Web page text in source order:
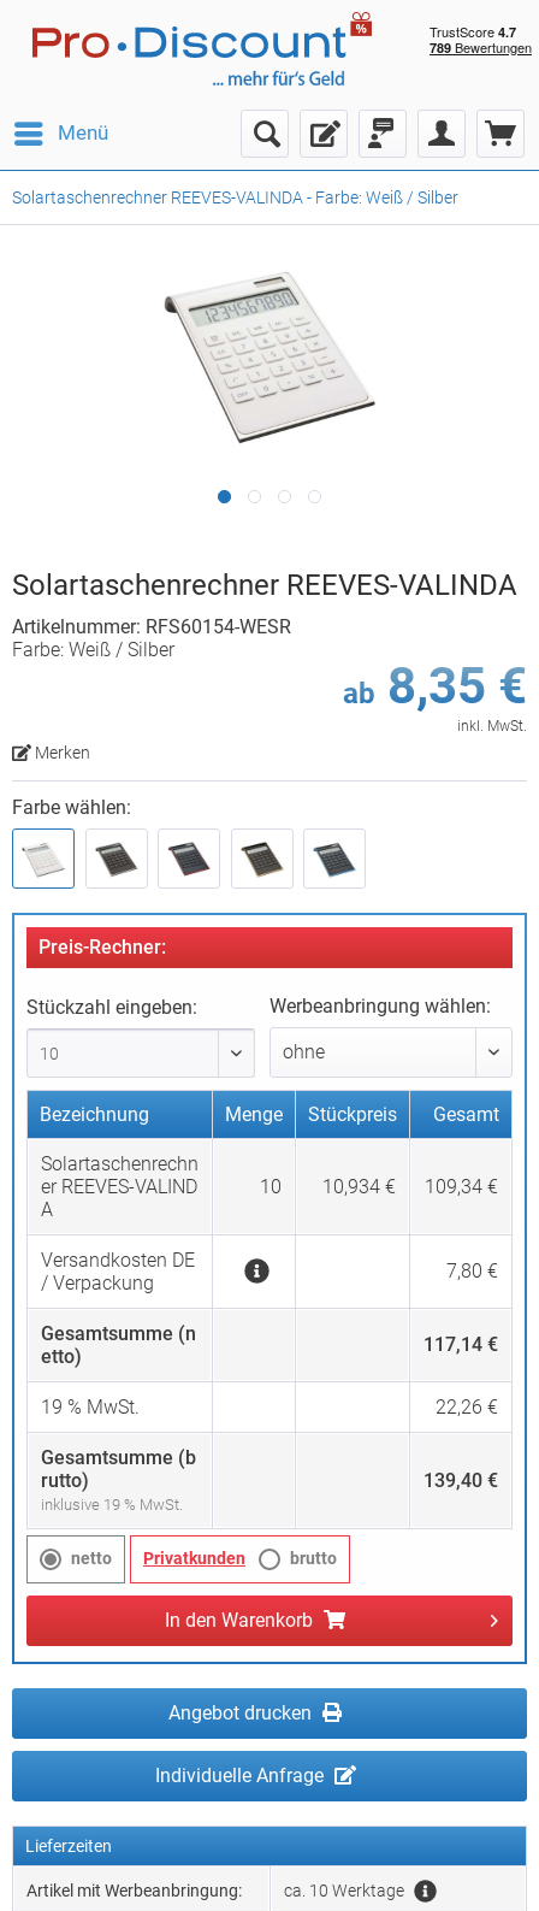
Menü
Solartaschenrechner REEVES-VALINDA - Farbe: Weiß / Silber
Solartaschenrechner REEVES-VALINDA
Artikelnummer: RFS60154-WESR
Farbe: Weiß / Silber
ab 8,35 €
inkl. MwSt.
Merken
Farbe wählen:
Preis-Rechner:
Stückzahl eingeben: Werbeanbringung wählen:
Bezeichnung Menge Stückpreis Gesamt
Solartaschenrechn
er REEVES-VALIND
A
10 10,934 € 109,34 €
Versandkosten DE
/ Verpackung
7,80 €
Gesamtsumme (n
etto)
117,14 €
19 % MwSt. 22,26 €
Gesamtsumme (b
rutto)
inklusive 19 % MwSt.
139,40 €
netto Privatkunden brutto
In den Warenkorb
Angebot drucken
Individuelle Anfrage
Lieferzeiten
Artikel mit Werbeanbringung: ca. 10 Werktage